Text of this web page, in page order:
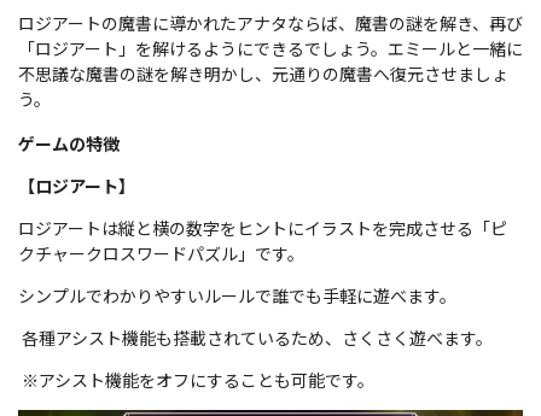
ロジアートの魔書に導かれたアナタならば、魔書の謎を解き、再び
「ロジアート」を解けるようにできるでしょう。エミールと一緒に
不思議な魔書の謎を解き明かし、元通りの魔書へ復元させましょ
う。
ゲームの特徴
【ロジアート】
ロジアートは縦と横の数字をヒントにイラストを完成させる「ピ
クチャークロスワードパズル」です。
シンプルでわかりやすいルールで誰でも手軽に遊べます。
各種アシスト機能も搭載されているため、さくさく遊べます。
※アシスト機能をオフにすることも可能です。